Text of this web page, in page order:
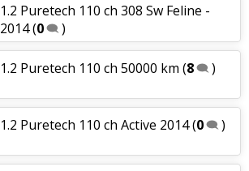
1.2 Puretech 110 ch 308 Sw Feline -
2014(0 )
1.2 Puretech 110 ch 50000 km (8 )
1.2 Puretech 110 ch Active 2014(0 )